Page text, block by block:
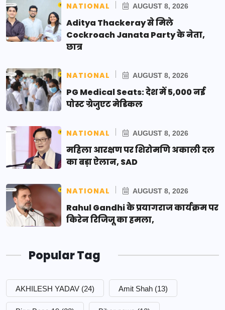
NATIONAL AUGUST 8, 2026
Aditya Thackeray से मिले
Cockroach Janata Party के नेता,
छात्र
NATIONAL AUGUST 8, 2026
PG Medical Seats: देश में 5,000 नई
पोस्ट ग्रेजुएट मेडिकल
NATIONAL AUGUST 8, 2026
महिला आरक्षण पर शिरोमणि अकाली दल
का बड़ा ऐलान, SAD
NATIONAL AUGUST 8, 2026
Rahul Gandhi के प्रयागराज कार्यक्रम पर
किरेन रिजिजू का हमला,
Popular Tag
AKHILESH YADAV (24) Amit Shah (13)